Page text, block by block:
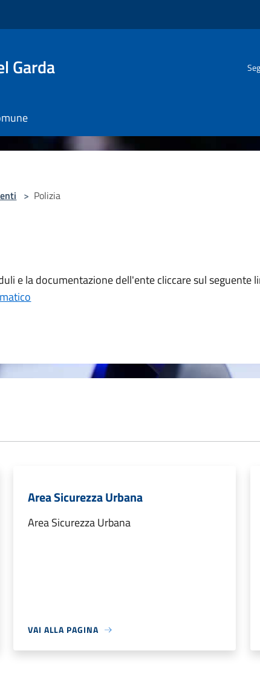
Garda
> Polizia
e la documentazione dell'ente cliccare sul seguente
Area Sicurezza Urbana
Area Sicurezza Urbana
VAI ALLA PAGINA